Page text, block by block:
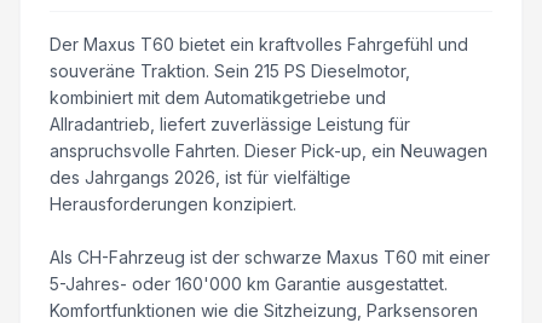
Der Maxus T60 bietet ein kraftvolles Fahrgefühl und
souveräne Traktion. Sein 215 PS Dieselmotor,
kombiniert mit dem Automatikgetriebe und
Allradantrieb, liefert zuverlässige Leistung für
anspruchsvolle Fahrten. Dieser Pick-up, ein Neuwagen
des Jahrgangs 2026, ist für vielfältige
Herausforderungen konzipiert.
Als CH-Fahrzeug ist der schwarze Maxus T60 mit einer
5-Jahres- oder 160'000 km Garantie ausgestattet.
Komfortfunktionen wie die Sitzheizung, Parksensoren